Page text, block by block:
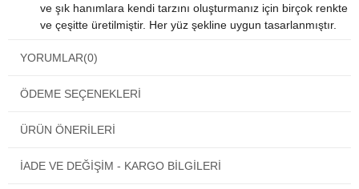
ve şık hanımlara kendi tarzını oluşturmanız için birçok renkte
ve çeşitte üretilmiştir. Her yüz şekline uygun tasarlanmıştır.
hazırlanmıştır. Özel günlerinizde ve davetlerinizde rahatlıkla
YORUMLAR(0)
ÖDEME SEÇENEKLERI
ÜRÜN ÖNERILERI
İADE VE DEĞİŞİM - KARGO BİLGİLERİ